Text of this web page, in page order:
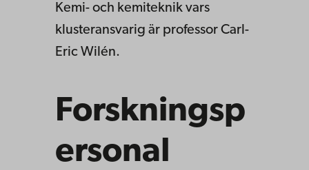
Kemi- och kemiteknik vars
klusteransvarig är professor Carl-
Eric Wilén.
Forskningsp
ersonal